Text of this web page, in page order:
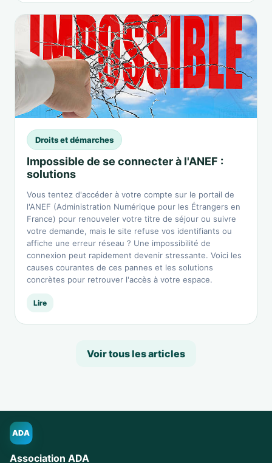
Droits et démarches
Impossible de se connecter à l'ANEF :
solutions
Vous tentez d'accéder à votre compte sur le portail de
l'ANEF (Administration Numérique pour les Étrangers en
France) pour renouveler votre titre de séjour ou suivre
votre demande, mais le site refuse vos identifiants ou
affiche une erreur réseau ? Une impossibilité de
connexion peut rapidement devenir stressante. Voici les
causes courantes de ces pannes et les solutions
concrètes pour retrouver l'accès à votre espace.
Lire
Voir tous les articles
ADA
Association ADA